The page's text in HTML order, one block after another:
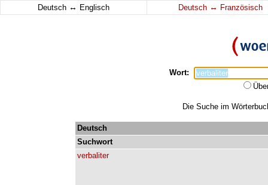
Deutsch ↔ Englisch Deutsch ↔ Französisch
Wort:
Die Suche im
Deutsch
Suchwort
verbaliter